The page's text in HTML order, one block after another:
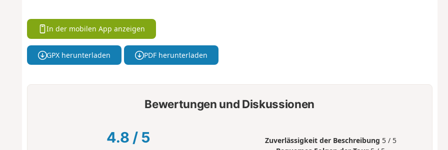
In der mobilen App anzeigen
GPX herunterladen PDF herunterladen
Bewertungen und Diskussionen
4.8 / 5 Zuverlässigkeit der Beschreibung 5 / 5